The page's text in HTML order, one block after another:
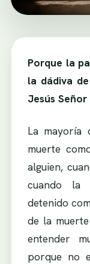
Porque la
la dádiva
Jesús
La mayoría
muerte
alguien,
cuando la
detenido
de la
entender
porque no